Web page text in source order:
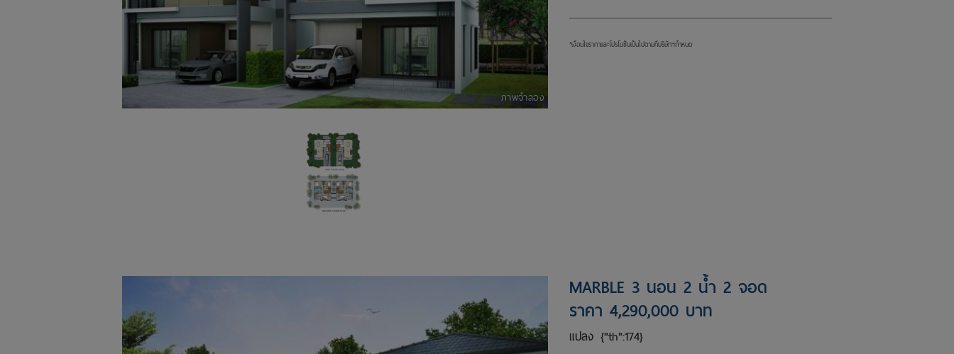
ภาพจำลอง
*เงื่อนไขราคาและโปรโมชั่นเป็นไปตามที่บริษัทฯกำหนด
MARBLE 3 นอน 2 น้ำ 2 จอด
ราคา 4,290,000 บาท
แปลง {"th":174}